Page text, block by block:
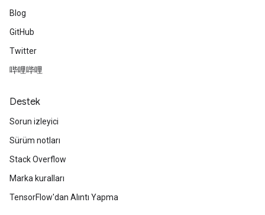
Blog
GitHub
Twitter
哔哩哔哩
Destek
Sorun izleyici
Sürüm notları
Stack Overflow
Marka kuralları
TensorFlow'dan Alıntı Yapma